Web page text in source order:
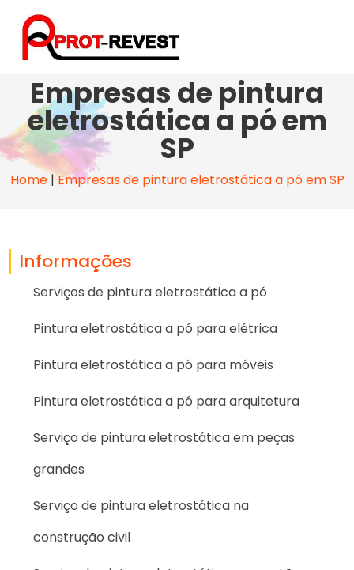
Empresas de pintura
eletrostática a pó em
SP
Home|Empresas de pintura eletrostática a pó em SP
Informações
Serviços de pintura eletrostática a pó
Pintura eletrostática a pó para elétrica
Pintura eletrostática a pó para móveis
Pintura eletrostática a pó para arquitetura
Serviço de pintura eletrostática em peças
grandes
Serviço de pintura eletrostática na
construção civil